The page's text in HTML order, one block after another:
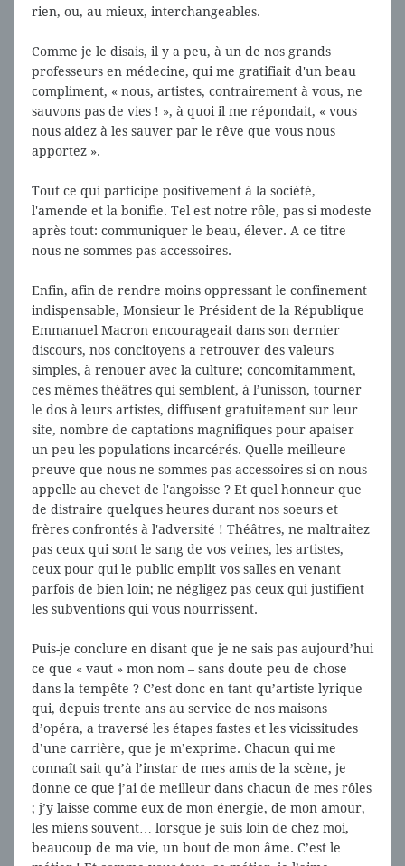
rien, ou, au mieux, interchangeables.
Comme je le disais, il y a peu, à un de nos grands
professeurs en médecine, qui me gratifiait d'un beau
compliment, « nous, artistes, contrairement à vous, ne
sauvons pas de vies ! », à quoi il me répondait, « vous
nous aidez à les sauver par le rêve que vous nous
apportez ».
Tout ce qui participe positivement à la société,
l'amende et la bonifie. Tel est notre rôle, pas si modeste
après tout: communiquer le beau, élever. A ce titre
nous ne sommes pas accessoires.
Enfin, afin de rendre moins oppressant le confinement
indispensable, Monsieur le Président de la République
Emmanuel Macron encourageait dans son dernier
discours, nos concitoyens a retrouver des valeurs
simples, à renouer avec la culture; concomitamment,
ces mêmes théâtres qui semblent, à l’unisson, tourner
le dos à leurs artistes, diffusent gratuitement sur leur
site, nombre de captations magnifiques pour apaiser
un peu les populations incarcérés. Quelle meilleure
preuve que nous ne sommes pas accessoires si on nous
appelle au chevet de l'angoisse ? Et quel honneur que
de distraire quelques heures durant nos soeurs et
frères confrontés à l'adversité ! Théâtres, ne maltraitez
pas ceux qui sont le sang de vos veines, les artistes,
ceux pour qui le public emplit vos salles en venant
parfois de bien loin; ne négligez pas ceux qui justifient
les subventions qui vous nourrissent.
Puis-je conclure en disant que je ne sais pas aujourd’hui
ce que « vaut » mon nom – sans doute peu de chose
dans la tempête ? C’est donc en tant qu’artiste lyrique
qui, depuis trente ans au service de nos maisons
d’opéra, a traversé les étapes fastes et les vicissitudes
d’une carrière, que je m’exprime. Chacun qui me
connaît sait qu’à l’instar de mes amis de la scène, je
donne ce que j’ai de meilleur dans chacun de mes rôles
; j’y laisse comme eux de mon énergie, de mon amour,
les miens souvent… lorsque je suis loin de chez moi,
beaucoup de ma vie, un bout de mon âme. C’est le